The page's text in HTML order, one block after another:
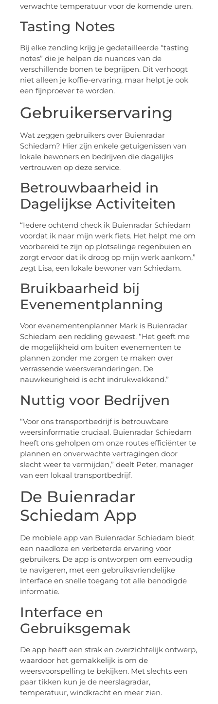
verwachte temperatuur voor de komende uren.
Tasting Notes
Bij elke zending krijg je gedetailleerde “tasting
notes” die je helpen de nuances van de
verschillende bonen te begrijpen. Dit verhoogt
niet alleen je koffie-ervaring, maar helpt je ook
een fijnproever te worden.
Gebruikerservaring
Wat zeggen gebruikers over Buienradar
Schiedam? Hier zijn enkele getuigenissen van
lokale bewoners en bedrijven die dagelijks
vertrouwen op deze service.
Betrouwbaarheid in
Dagelijkse Activiteiten
“Iedere ochtend check ik Buienradar Schiedam
voordat ik naar mijn werk fiets. Het helpt me om
voorbereid te zijn op plotselinge regenbuien en
zorgt ervoor dat ik droog op mijn werk aankom,”
zegt Lisa, een lokale bewoner van Schiedam.
Bruikbaarheid bij
Evenementplanning
Voor evenementenplanner Mark is Buienradar
Schiedam een redding geweest. “Het geeft me
de mogelijkheid om buiten evenementen te
plannen zonder me zorgen te maken over
verrassende weersveranderingen. De
nauwkeurigheid is echt indrukwekkend.”
Nuttig voor Bedrijven
“Voor ons transportbedrijf is betrouwbare
weersinformatie cruciaal. Buienradar Schiedam
heeft ons geholpen om onze routes efficiënter te
plannen en onverwachte vertragingen door
slecht weer te vermijden,” deelt Peter, manager
van een lokaal transportbedrijf.
De Buienradar
Schiedam App
De mobiele app van Buienradar Schiedam biedt
een naadloze en verbeterde ervaring voor
gebruikers. De app is ontworpen om eenvoudig
te navigeren, met een gebruiksvriendelijke
interface en snelle toegang tot alle benodigde
informatie.
Interface en
Gebruiksgemak
De app heeft een strak en overzichtelijk ontwerp,
waardoor het gemakkelijk is om de
weersvoorspelling te bekijken. Met slechts een
paar tikken kun je de neerslagradar,
temperatuur, windkracht en meer zien.